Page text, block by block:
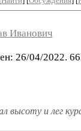
Иванович
26/04/2022.
высоту и лег